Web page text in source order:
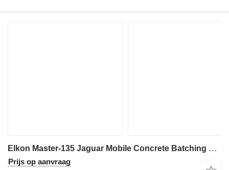
Elkon Master-135 Jaguar Mobile Concrete Batching Plant
Prijs op aanvraag